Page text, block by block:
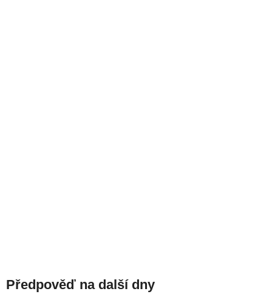
Předpověď na další dny